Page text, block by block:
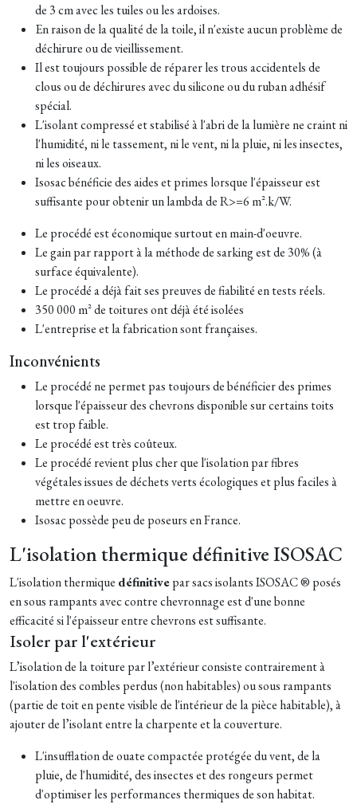
de 3 cm avec les tuiles ou les ardoises.
En raison de la qualité de la toile, il n'existe aucun problème de
déchirure ou de vieillissement.
Il est toujours possible de réparer les trous accidentels de
clous ou de déchirures avec du silicone ou du ruban adhésif
spécial.
L'isolant compressé et stabilisé à l'abri de la lumière ne craint ni
l'humidité, ni le tassement, ni le vent, ni la pluie, ni les insectes,
ni les oiseaux.
Isosac bénéficie des aides et primes lorsque l'épaisseur est
suffisante pour obtenir un lambda de R>=6 m².k/W.
Le procédé est économique surtout en main-d'oeuvre.
Le gain par rapport à la méthode de sarking est de 30% (à
surface équivalente).
Le procédé a déjà fait ses preuves de fiabilité en tests réels.
350 000 m² de toitures ont déjà été isolées
L'entreprise et la fabrication sont françaises.
Inconvénients
Le procédé ne permet pas toujours de bénéficier des primes
lorsque l'épaisseur des chevrons disponible sur certains toits
est trop faible.
Le procédé est très coûteux.
Le procédé revient plus cher que l'isolation par fibres
végétales issues de déchets verts écologiques et plus faciles à
mettre en oeuvre.
Isosac possède peu de poseurs en France.
L'isolation thermique définitive ISOSAC
L'isolation thermique définitivepar sacs isolants ISOSAC ® posés
en sous rampants avec contre chevronnage est d'une bonne
efficacité si l'épaisseur entre chevrons est suffisante.
Isoler par l'extérieur
L’isolation de la toiture par l’extérieur consiste contrairement à
l'isolation des combles perdus (non habitables) ou sous rampants
(partie de toit en pente visible de l'intérieur de la pièce habitable), à
ajouter de l’isolant entre la charpente et la couverture.
L'insufflation de ouate compactée protégée du vent, de la
pluie, de l'humidité, des insectes et des rongeurs permet
d'optimiser les performances thermiques de son habitat.